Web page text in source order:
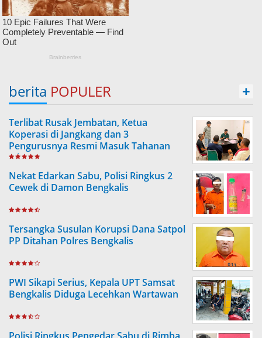
berita POPULER +
Terlibat Rusak Jembatan, Ketua
Koperasi di Jangkang dan 3
Pengurusnya Resmi Masuk Tahanan
Jaksa
Nekat Edarkan Sabu, Polisi Ringkus 2
Cewek di Damon Bengkalis
Tersangka Susulan Korupsi Dana Satpol
PP Ditahan Polres Bengkalis
PWI Sikapi Serius, Kepala UPT Samsat
Bengkalis Diduga Lecehkan Wartawan
Polisi Ringkus Pengedar Sabu di Rimba